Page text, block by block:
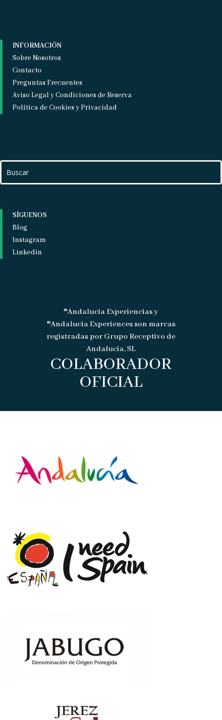
INFORMACIÓN
Sobre Nosotros
Contacto
Preguntas Frecuentes
Aviso Legal y Condiciones de Reserva
Política de Cookies y Privacidad
SÍGUENOS
Blog
Instagram
Linkedin
®Andalucia Experiencias y
®Andalucia Experiences son marcas
registradas por Grupo Receptivo de
Andalucia, SL
COLABORADOR
OFICIAL